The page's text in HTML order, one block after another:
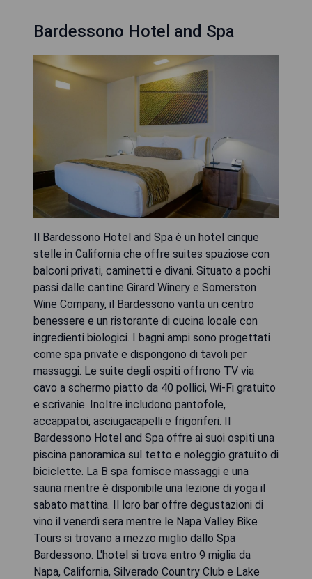
Bardessono Hotel and Spa
Il Bardessono Hotel and Spa è un hotel cinque
stelle in California che offre suites spaziose con
balconi privati, caminetti e divani. Situato a pochi
passi dalle cantine Girard Winery e Somerston
Wine Company, il Bardessono vanta un centro
benessere e un ristorante di cucina locale con
ingredienti biologici. I bagni ampi sono progettati
come spa private e dispongono di tavoli per
massaggi. Le suite degli ospiti offrono TV via
cavo a schermo piatto da 40 pollici, Wi-Fi gratuito
e scrivanie. Inoltre includono pantofole,
accappatoi, asciugacapelli e frigoriferi. Il
Bardessono Hotel and Spa offre ai suoi ospiti una
piscina panoramica sul tetto e noleggio gratuito di
biciclette. La B spa fornisce massaggi e una
sauna mentre è disponibile una lezione di yoga il
sabato mattina. Il loro bar offre degustazioni di
vino il venerdì sera mentre le Napa Valley Bike
Tours si trovano a mezzo miglio dallo Spa
Bardessono. L'hotel si trova entro 9 miglia da
Napa, California, Silverado Country Club e Lake